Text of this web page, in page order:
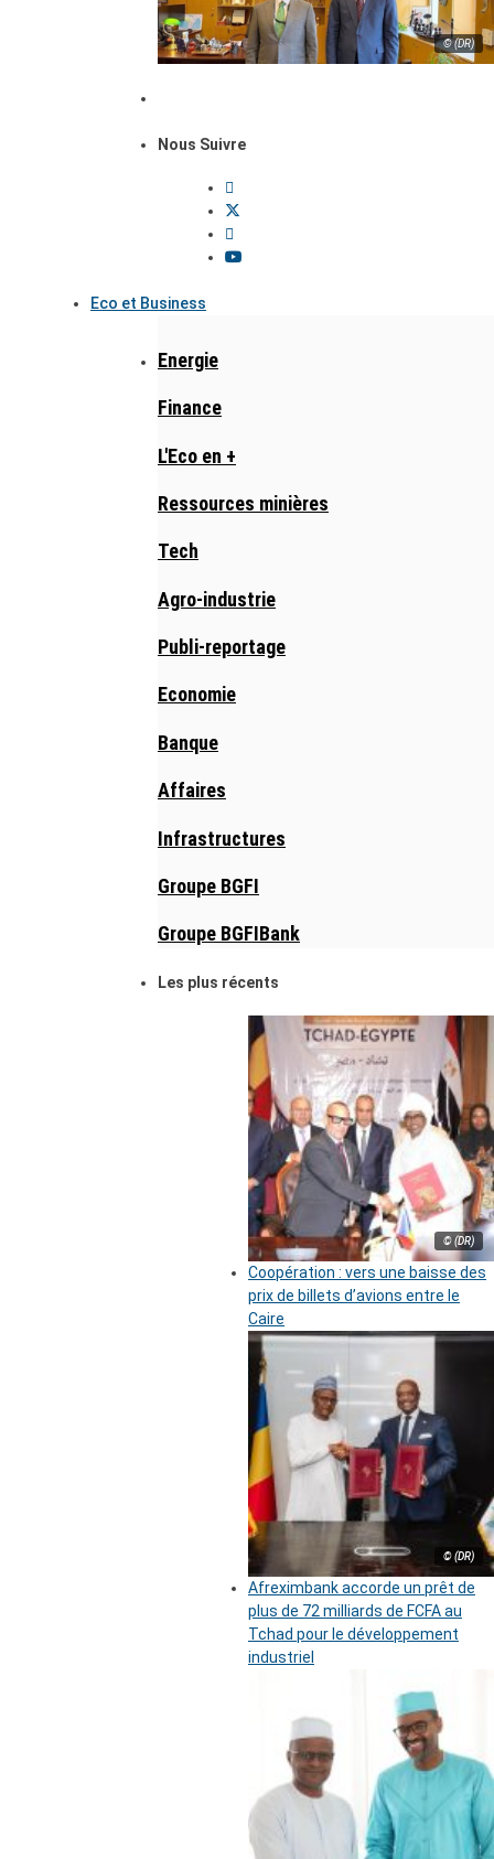
© (DR)
Nous Suivre
Eco et Business
Energie
Finance
L'Eco en +
Ressources minières
Tech
Agro-industrie
Publi-reportage
Economie
Banque
Affaires
Infrastructures
Groupe BGFI
Groupe BGFIBank
Les plus récents
© (DR)
Coopération : vers une baisse des
prix de billets d’avions entre le
Caire
© (DR)
Afreximbank accorde un prêt de
plus de 72 milliards de FCFA au
Tchad pour le développement
industriel